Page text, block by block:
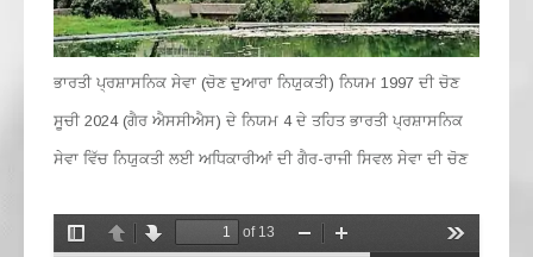
ਭਾਰਤੀ ਪ੍ਰਸ਼ਾਸਨਿਕ ਸੇਵਾ (ਚੋਣ ਦੁਆਰਾ ਨਿਯੁਕਤੀ) ਨਿਯਮ 1997 ਦੀ ਚੋਣ
ਸੂਚੀ 2024 (ਗੈਰ ਐਸਸੀਐਸ) ਦੇ ਨਿਯਮ 4 ਦੇ ਤਹਿਤ ਭਾਰਤੀ ਪ੍ਰਸ਼ਾਸਨਿਕ
ਸੇਵਾ ਵਿੱਚ ਨਿਯੁਕਤੀ ਲਈ ਅਧਿਕਾਰੀਆਂ ਦੀ ਗੈਰ-ਰਾਜੀ ਸਿਵਲ ਸੇਵਾ ਦੀ ਚੋਣ